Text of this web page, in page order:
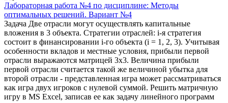
Лабораторная работа №4 по дисциплине: Методы
оптимальных решений. Вариант №4
Задача Две отрасли могут осуществлять капитальные
вложения в 3 объекта. Стратегии отраслей: i-я стратегия
состоит в финансировании i-го объекта (i = 1, 2, 3). Учитывая
особенности вкладов и местные условия, прибыли первой
отрасли выражаются матрицей 3х3. Величина прибыли
первой отрасли считается такой же величиной убытка для
второй отрасли - представленная игра может рассматриваться
как игра двух игроков с нулевой суммой. Решить матричную
игру в MS Excel, записав ее как задачу линейного программ